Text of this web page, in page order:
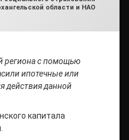
области и НАО
региона с помощью
ипотечные или
действия данной
капитала